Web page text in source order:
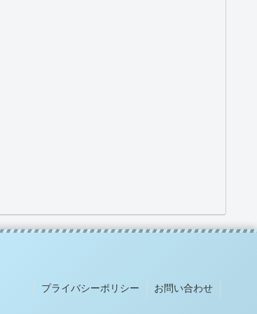
プライバシーポリシー お問い合わせ